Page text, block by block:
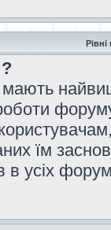
Рівні
мають
їм
усіх